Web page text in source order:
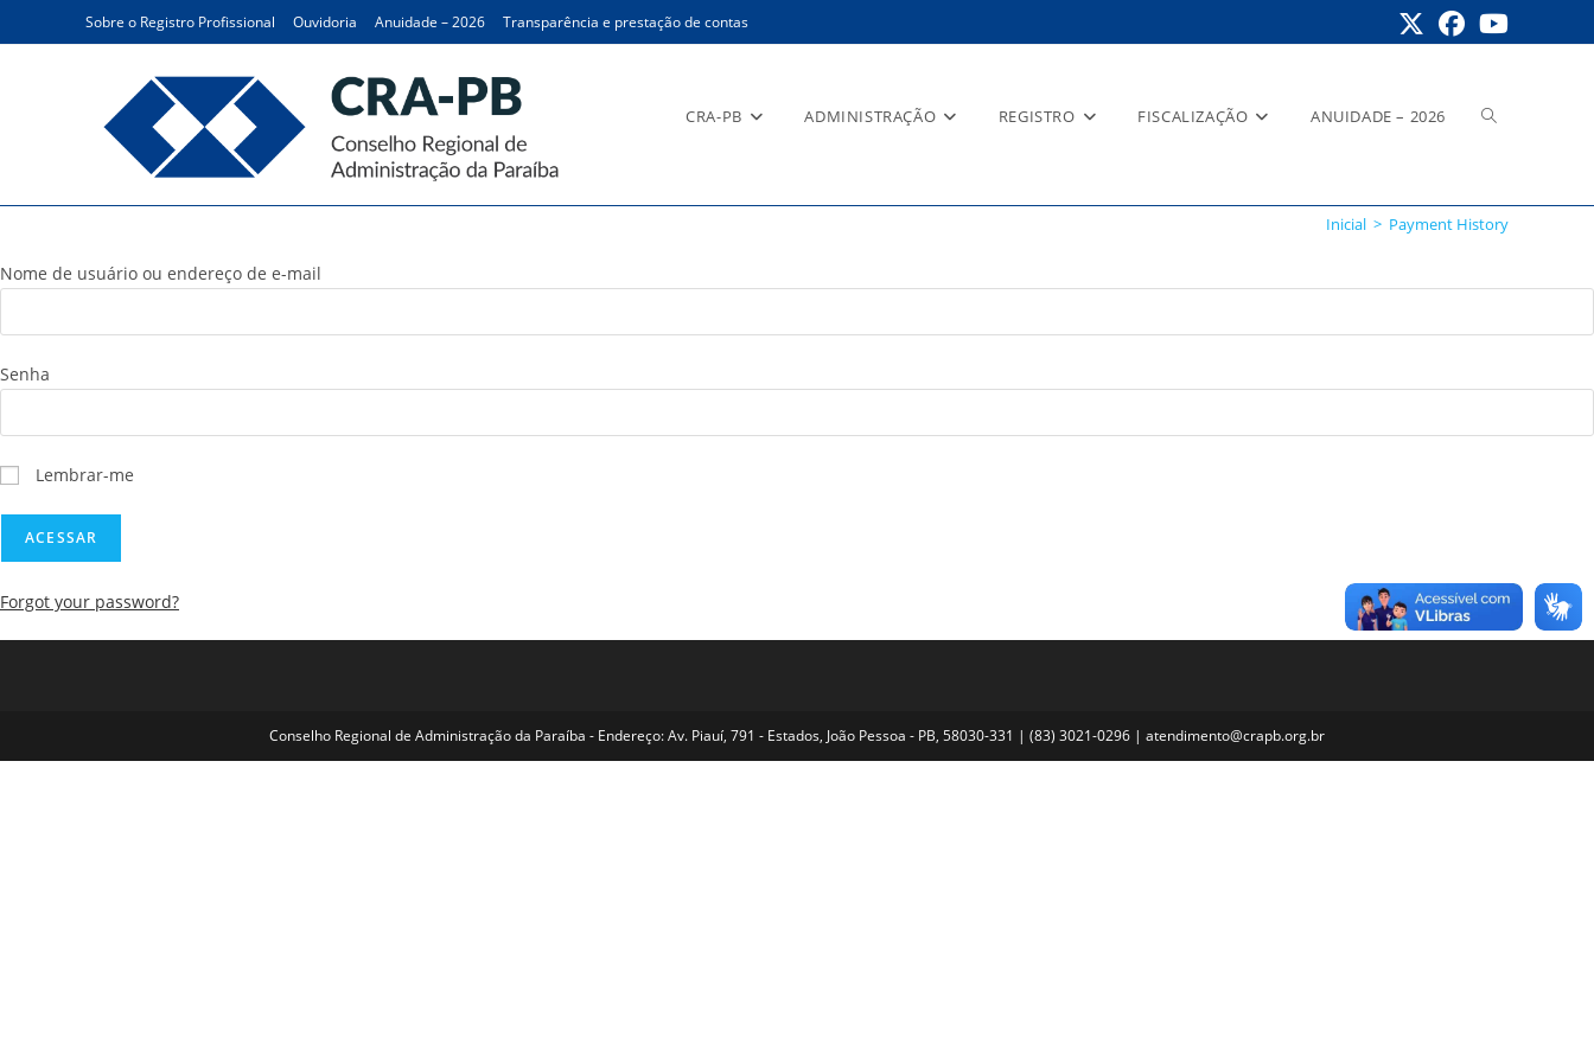
para
Sobre o Registro Profissional Ouvidoria Anuidade – 2026 Transparência e prestação de contas
CRA-PB ADMINISTRAÇÃO REGISTRO FISCALIZAÇÃO ANUIDADE – 2026 Alternar
pesquisa
Inicial > Payment History
Nome de usuário ou endereço de e-mail
Senha
Lembrar-me
Forgot your password?
Conselho Regional de Administração da Paraíba - Endereço: Av. Piauí, 791 - Estados, João Pessoa - PB, 58030-331 | (83) 3021-0296 | atendimento@crapb.org.br